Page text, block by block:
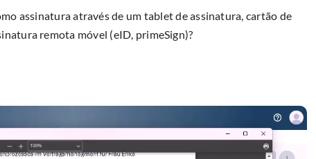
assinatura através de um tablet de assinatura, cartão de
remota móvel (eID, primeSign)?